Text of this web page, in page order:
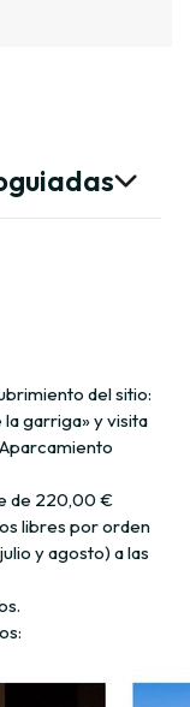
del sitio:
garriga» y visita
de 220,00 €
libres por orden
y agosto) a las